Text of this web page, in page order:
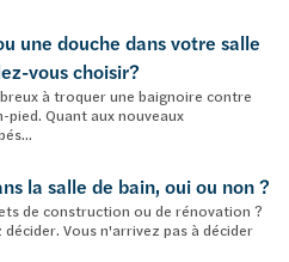
une douche dans votre salle
vous choisir?
à troquer une baignoire contre
pied. Quant aux nouveaux
la salle de bain, oui ou non ?
de construction ou de rénovation ?
décider. Vous n'arrivez pas à décider